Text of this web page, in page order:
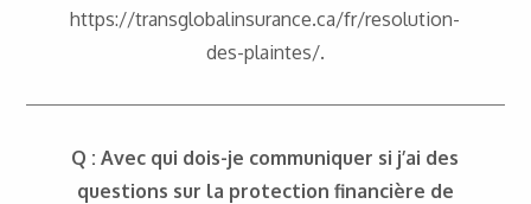
https://transglobalinsurance.ca/fr/resolution-
des-plaintes/.
Q : Avec qui dois-je communiquer si j’ai des
questions sur la protection financière de